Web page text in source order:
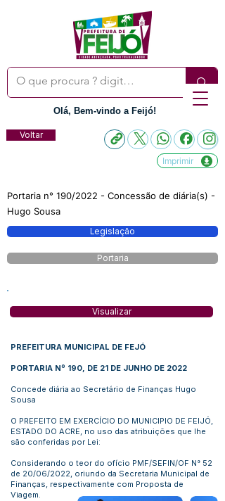
Olá, Bem-vindo a Feijó!
Voltar
Imprimir
Portaria n° 190/2022 - Concessão de diária(s) -
Hugo Sousa
Legislação
Portaria
Visualizar
PREFEITURA MUNICIPAL DE FEJÓ
PORTARIA Nº 190, DE 21 DE JUNHO DE 2022
Concede diária ao Secretário de Finanças Hugo
Sousa
O PREFEITO EM EXERCÍCIO DO MUNICIPIO DE FEIJÓ,
ESTADO DO ACRE, no uso das atribuições que lhe
são conferidas por Lei:
Considerando o teor do ofício PMF/SEFIN/OF N° 52
de 20/06/2022, oriundo da Secretaria Municipal de
Finanças, respectivamente com Proposta de
Viagem.